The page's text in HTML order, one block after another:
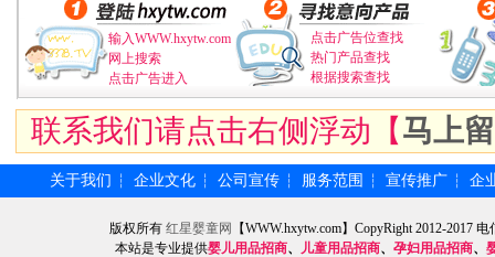
输入WWW.hxytw.com
网上搜索
点击广告进入
点击广告位查找
热门产品查找
根据搜索查找
联系我们请点击右侧浮动【马上
关于我们 ┆ 企业文化 ┆ 公司宣传 ┆ 服务范围 ┆ 宣传推广 ┆ 企
版权所有 红星婴童网
【WWW.hxytw.com】CopyRight 2012-2017
本站是专业提供婴儿用品招商、 儿童用品招商、 孕妇用品招商、